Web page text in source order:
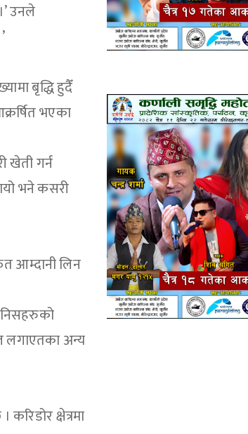
उनले
बृद्धि हुदैँ
भएका
खेती गर्न
भने कसरी
आम्दानी लिन
लगाएतका अन्य
क्षेत्रमा